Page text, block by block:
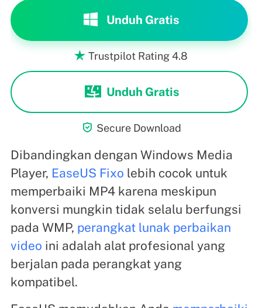
Unduh Gratis
 Trustpilot Rating 4.8
Unduh Gratis
 Secure Download
Dibandingkan dengan Windows Media
Player, EaseUS Fixo lebih cocok untuk
memperbaiki MP4 karena meskipun
konversi mungkin tidak selalu berfungsi
pada WMP, perangkat lunak perbaikan
video ini adalah alat profesional yang
berjalan pada perangkat yang
kompatibel.